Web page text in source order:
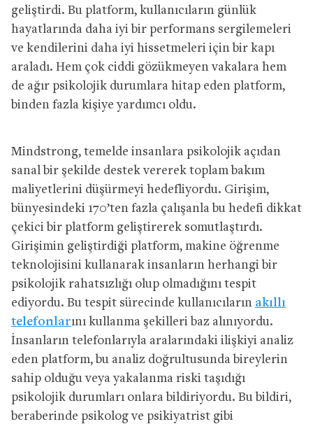
geliştirdi. Bu platform, kullanıcıların günlük
hayatlarında daha iyi bir performans sergilemeleri
ve kendilerini daha iyi hissetmeleri için bir kapı
araladı. Hem çok ciddi gözükmeyen vakalara hem
de ağır psikolojik durumlara hitap eden platform,
binden fazla kişiye yardımcı oldu.
Mindstrong, temelde insanlara psikolojik açıdan
sanal bir şekilde destek vererek toplam bakım
maliyetlerini düşürmeyi hedefliyordu. Girişim,
bünyesindeki 170’ten fazla çalışanla bu hedefi dikkat
çekici bir platform geliştirerek somutlaştırdı.
Girişimin geliştirdiği platform, makine öğrenme
teknolojisini kullanarak insanların herhangi bir
psikolojik rahatsızlığı olup olmadığını tespit
ediyordu. Bu tespit sürecinde kullanıcıların akıllı
telefonlarını kullanma şekilleri baz alınıyordu.
İnsanların telefonlarıyla aralarındaki ilişkiyi analiz
eden platform, bu analiz doğrultusunda bireylerin
sahip olduğu veya yakalanma riski taşıdığı
psikolojik durumları onlara bildiriyordu. Bu bildiri,
beraberinde psikolog ve psikiyatrist gibi